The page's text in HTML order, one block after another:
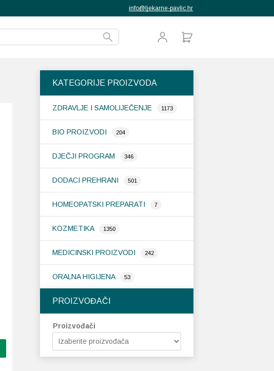
info@ljekarne-pavlic.hr
KATEGORIJE PROIZVODA
ZDRAVLJE I SAMOLIJEČENJE 1173
BIO PROIZVODI 204
DJEČJI PROGRAM 346
DODACI PREHRANI 501
HOMEOPATSKI PREPARATI 7
KOZMETIKA 1350
MEDICINSKI PROIZVODI 242
ORALNA HIGIJENA 53
PROIZVOĐAČI
Proizvođači